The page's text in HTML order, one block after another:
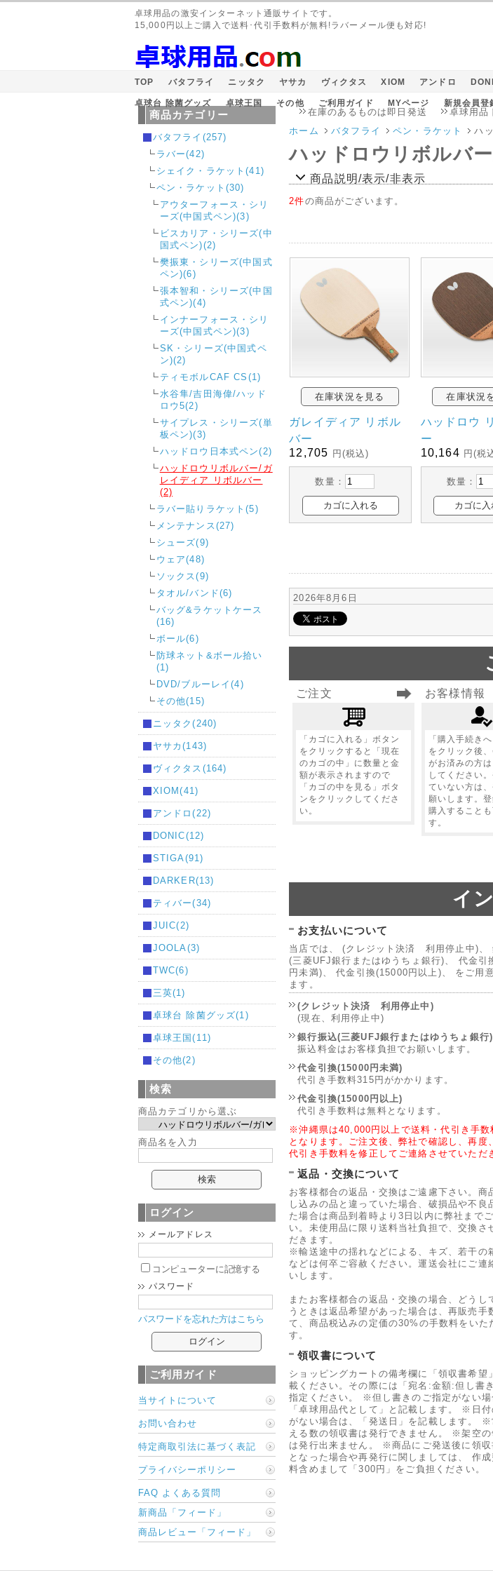
卓球用品の激安インターネット通販サイトです。
15,000円以上ご購入で送料･代引手数料が無料!ラバーメール便も対応!
TOP バタフライ ニッタク ヤサカ ヴィクタス XIOM アンドロ
卓球台 除菌グッズ 卓球王国 その他 ご利用ガイド MYページ 新規会員登
在庫のあるものは即日発送 卓球用品ドッ
ホーム
バタフライ ペン・ラケット ハ
ハッドロウリボルバ
商品説明/表示/非表示
2件の商品がございます。
在庫状況を見る
ガレイディア リボル
バー
12,705 円(税込)
数量：
在庫状況
ハッドロウ
ー
10,164 円(税
数量：
2026年8月6日
ご注文
「カゴに入れる」ボタン
をクリックすると「現在
のカゴの中」に数量と金
額が表示されますので
「カゴの中を見る」ボタ
ンをクリックしてくださ
い。
お客様情報
「購入手続き
をクリック後
がお済みの方
してください
ていない方は
願いします。
購入すること
す。
イ
お支払いについて
当店では、 (クレジット決済 利用停止中)、
(三菱UFJ銀行またはゆうちょ銀行)、 代金引
円未満)、 代金引換(15000円以上)、 をご用
ます。
(クレジット決済 利用停止中)
(現在、利用停止中)
銀行振込(三菱UFJ銀行またはゆうちょ銀行)
振込料金はお客様負担でお願いします。
代金引換(15000円未満)
代引き手数料315円がかかります。
代金引換(15000円以上)
代引き手数料は無料となります。
※沖縄県は40,000円以上で送料・代引き手数
となります。ご注文後、弊社で確認し、再度
代引き手数料を修正してご連絡させていただ
返品・交換について
お客様都合の返品・交換はご遠慮下さい。商
し込みの品と違っていた場合、破損品や不良
た場合は商品到着時より3日以内に弊社まで
い。未使用品に限り送料当社負担で、交換さ
だきます。
※輸送途中の揺れなどによる、キズ、若干の
などは何卒ご容赦ください。運送会社にご連
いします。
またお客様都合の返品・交換の場合、どうし
うときは返品希望があった場合は、再販売手
て、商品税込みの定価の30%の手数料をいた
す。
領収書について
ショッピングカートの備考欄に「領収書希望
載ください。その際には「宛名:金額:但し書
指定ください。 ※但し書きのご指定がない場
「卓球用品代として」と記載します。 ※日付
がない場合は、「発送日」を記載します。 ※
える数の領収書は発行できません。 ※架空の
は発行出来ません。 ※商品にご発送後に領収
となった場合や再発行に関しましては、 作成
料含めまして「300円」をご負担ください。
商品カテゴリー
バタフライ(257)
ラバー(42)
シェイク・ラケット(41)
ペン・ラケット(30)
アウターフォース・シリ
ーズ(中国式ペン)(3)
ビスカリア・シリーズ(中
国式ペン)(2)
樊振東・シリーズ(中国式
ペン)(6)
張本智和・シリーズ(中国
式ペン)(4)
インナーフォース・シリ
ーズ(中国式ペン)(3)
SK・シリーズ(中国式ペ
ン)(2)
ティモボルCAF CS(1)
水谷隼/吉田海偉/ハッド
ロウ5(2)
サイプレス・シリーズ(単
板ペン)(3)
ハッドロウ日本式ペン(2)
ハッドロウリボルバー/ガ
レイディア リボルバー
(2)
ラバー貼りラケット(5)
メンテナンス(27)
シューズ(9)
ウェア(48)
ソックス(9)
タオル/バンド(6)
バッグ&ラケットケース
(16)
ボール(6)
防球ネット&ボール拾い
(1)
DVD/ブルーレイ(4)
その他(15)
ニッタク(240)
ヤサカ(143)
ヴィクタス(164)
XIOM(41)
アンドロ(22)
DONIC(12)
STIGA(91)
DARKER(13)
ティバー(34)
JUIC(2)
JOOLA(3)
TWC(6)
三英(1)
卓球台 除菌グッズ(1)
卓球王国(11)
その他(2)
検索
商品カテゴリから選ぶ
商品名を入力
ログイン
メールアドレス
コンピューターに記憶する
パスワード
パスワードを忘れた方はこちら
ご利用ガイド
当サイトについて
お問い合わせ
特定商取引法に基づく表記
プライバシーポリシー
FAQ よくある質問
新商品「フィード」
商品レビュー「フィード」